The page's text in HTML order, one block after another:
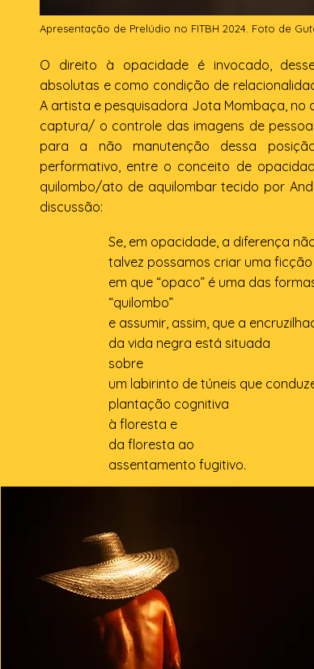
Apresentação de Prelúdio no FITBH 2024. Foto de
O direito à opacidade é invocado,
absolutas e como condição de
A artista e pesquisadora Jota Mombaça, no
captura/ o controle das imagens de
para a não manutenção dessa
performativo, entre o conceito de
quilombo/ato de aquilombar tecido por
discussão:
Se, em opacidade, a diferença
talvez possamos criar uma
em que “opaco” é uma das
“quilombo”
e assumir, assim, que a
da vida negra está situada
sobre
um labirinto de túneis que
plantação cognitiva
à floresta e
da floresta ao
assentamento fugitivo.